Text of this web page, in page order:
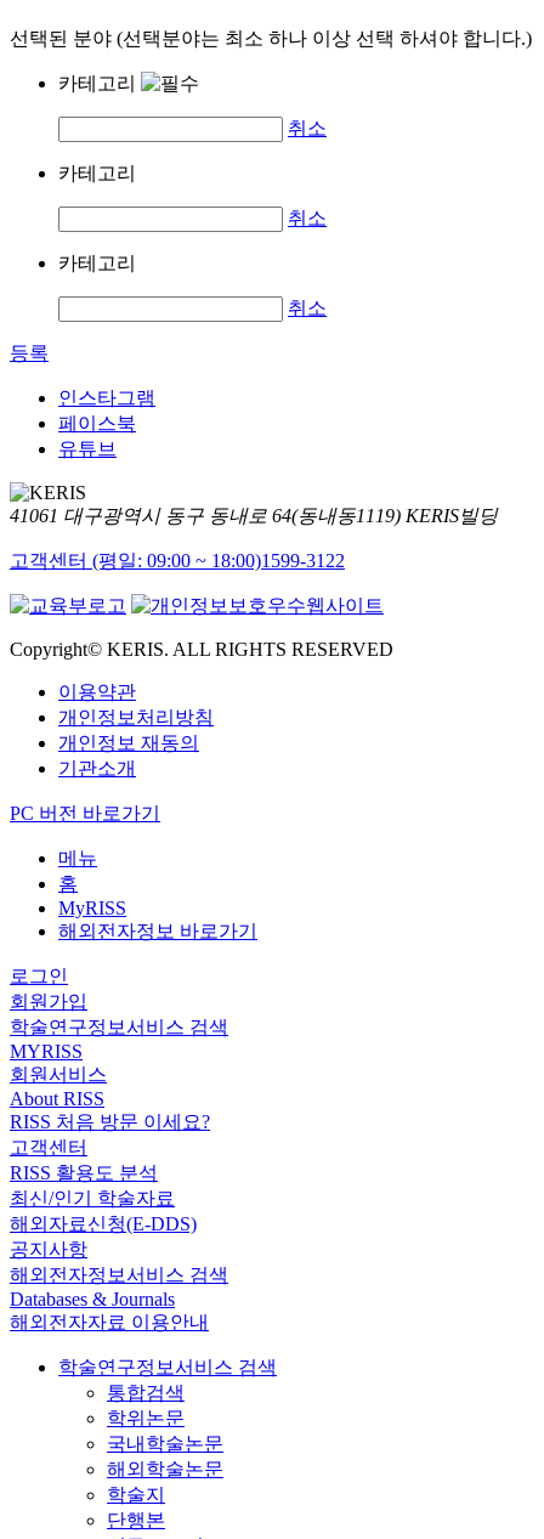
선택된 분야 (선택분야는 최소 하나 이상 선택 하셔야 합니다.)
카테고리
취소
카테고리
취소
카테고리
취소
등록
인스타그램
페이스북
유튜브
41061 대구광역시 동구 동내로 64(동내동1119) KERIS빌딩
고객센터 (평일: 09:00 ~ 18:00)1599-3122
Copyright© KERIS. ALL RIGHTS RESERVED
이용약관
개인정보처리방침
개인정보 재동의
기관소개
PC 버전 바로가기
메뉴
홈
MyRISS
해외전자정보 바로가기
로그인
회원가입
학술연구정보서비스 검색
MYRISS
회원서비스
About RISS
RISS 처음 방문 이세요?
고객센터
RISS 활용도 분석
최신/인기 학술자료
해외자료신청(E-DDS)
공지사항
해외전자정보서비스 검색
Databases & Journals
해외전자자료 이용안내
학술연구정보서비스 검색
통합검색
학위논문
국내학술논문
해외학술논문
학술지
단행본